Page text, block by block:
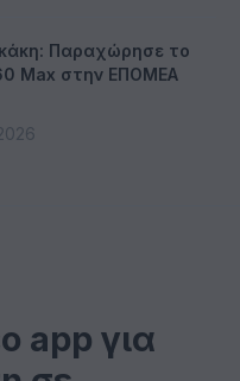
Παραχώρησε το
Max στην ΕΠΟΜΕΑ
app για